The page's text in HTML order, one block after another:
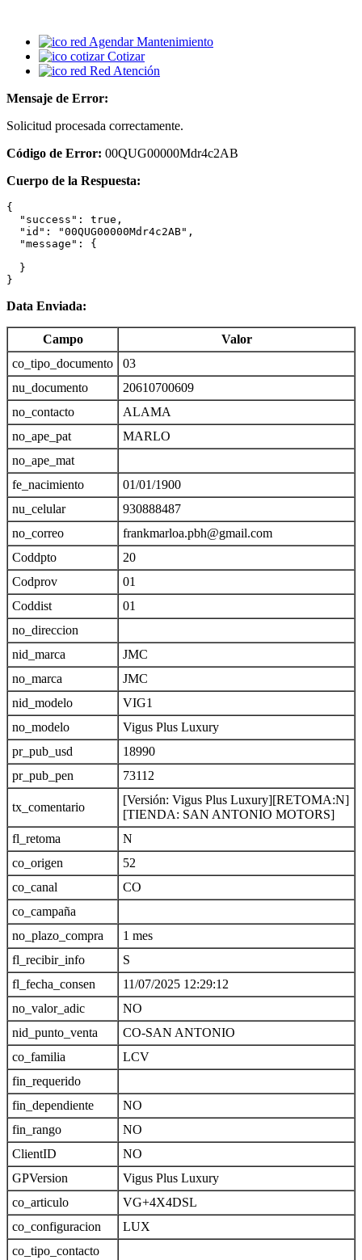
Agendar Mantenimiento
Cotizar
Red Atención
Mensaje de Error:
Solicitud procesada correctamente.
Código de Error: 00QUG00000Mdr4c2AB
Cuerpo de la Respuesta:
{
  "success": true,
  "id": "00QUG00000Mdr4c2AB",
  "message": {
  }
}
Data Enviada:
Campo
Valor
co_tipo_documento
03
nu_documento
20610700609
no_contacto
ALAMA
no_ape_pat
MARLO
no_ape_mat
fe_nacimiento
01/01/1900
nu_celular
930888487
no_correo
frankmarloa.pbh@gmail.com
Coddpto
20
Codprov
01
Coddist
01
no_direccion
nid_marca
JMC
no_marca
JMC
nid_modelo
VIG1
no_modelo
Vigus Plus Luxury
pr_pub_usd
18990
pr_pub_pen
73112
tx_comentario
[Versión: Vigus Plus Luxury][RETOMA:N]
[TIENDA: SAN ANTONIO MOTORS]
fl_retoma
N
co_origen
52
co_canal
CO
co_campaña
no_plazo_compra
1 mes
fl_recibir_info
S
fl_fecha_consen
11/07/2025 12:29:12
no_valor_adic
NO
nid_punto_venta
CO-SAN ANTONIO
co_familia
LCV
fin_requerido
fin_dependiente
NO
fin_rango
NO
ClientID
NO
GPVersion
Vigus Plus Luxury
co_articulo
VG+4X4DSL
co_configuracion
LUX
co_tipo_contacto